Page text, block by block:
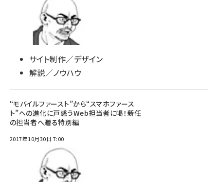
サイト制作／デザイン
解説／ノウハウ
“モバイルファースト”から“スマホファース
ト”への進化に戸惑うWeb担当者に喝！――新任
の担当者へ贈る特別編
2017年10月30日 7:00